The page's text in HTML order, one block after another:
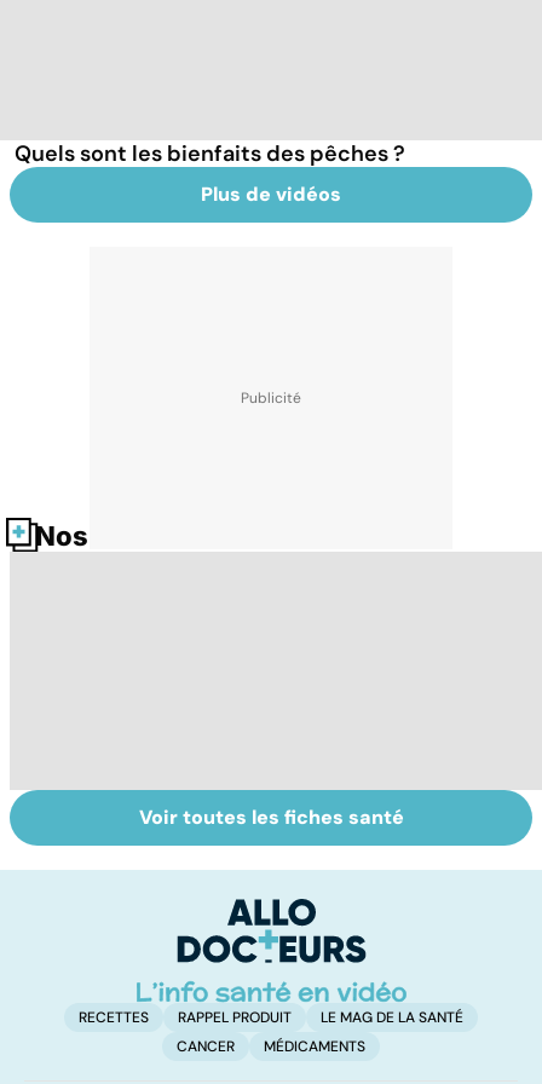
Quels sont les bienfaits des pêches ?
Plus de vidéos
Nos fiches santé
Comment tenir
ses bonnes
Le magnésium,
un oligo-élément
Voir toutes les fiches santé
RECETTES RAPPEL PRODUIT
LE MAG DE LA SANTÉ
CANCER
MÉDICAMENTS